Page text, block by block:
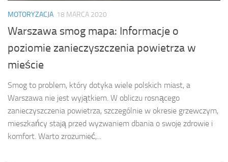
MOTORYZACJA 18 MARCA 2020
Warszawa smog mapa: Informacje o
poziomie zanieczyszczenia powietrza w
mieście
Smog to problem, który dotyka wiele polskich miast, a
Warszawa nie jest wyjątkiem. W obliczu rosnącego
zanieczyszczenia powietrza, szczególnie w okresie grzewczym,
mieszkańcy stają przed wyzwaniem dbania o swoje zdrowie i
komfort. Warto zrozumieć,...